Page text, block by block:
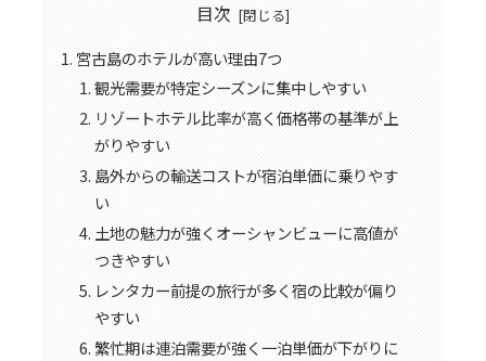
目次
宮古島のホテルが高い理由7つ
観光需要が特定シーズンに集中しやすい
リゾートホテル比率が高く価格帯の基準が上
がりやすい
島外からの輸送コストが宿泊単価に乗りやす
い
土地の魅力が強くオーシャンビューに高値が
つきやすい
レンタカー前提の旅行が多く宿の比較が偏り
やすい
繁忙期は連泊需要が強く一泊単価が下がりに